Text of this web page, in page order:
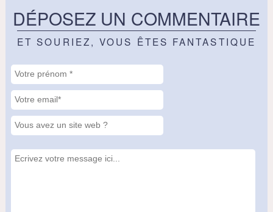
DÉPOSEZ UN COMMENTAIRE
ET SOURIEZ, VOUS ÊTES FANTASTIQUE